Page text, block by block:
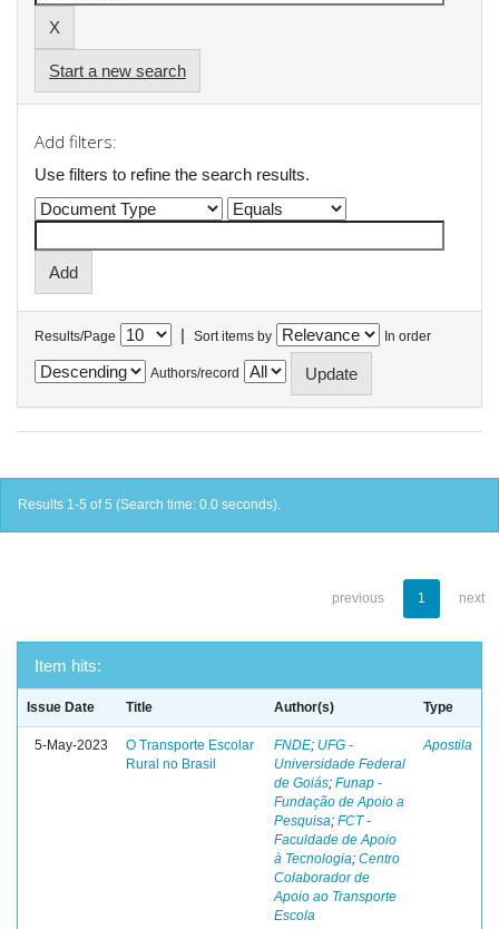
Start a new search
Add filters:
Use filters to refine the search results.
Results/Page | Sort items by In order
Authors/record
Results 1-5 of 5 (Search time: 0.0 seconds).
previous 1 next
Item hits:
Issue Date Title Author(s) Type
5-May-2023
O Transporte Escolar
Rural no Brasil
FNDE; UFG -
Universidade Federal
de Goiás; Funap -
Fundação de Apoio a
Pesquisa; FCT -
Faculdade de Apoio
à Tecnologia; Centro
Colaborador de
Apoio ao Transporte
Escola
Apostila